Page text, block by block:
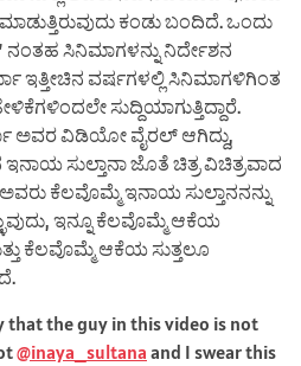
ಮಾಡುತ್ತಿರುವುದು ಕಂಡು ಬಂದಿದೆ. ಒಂದು
ನಂತಹ ಸಿನಿಮಾಗಳನ್ನು ನಿರ್ದೇಶನ
ವರ್ಷಗಳಲ್ಲಿ ಸಿನಿಮಾಗಳಿಗಿಂತ
ಸುದ್ದಿಯಾಗುತ್ತಿದ್ದಾರೆ.
ಅವರ ವಿಡಿಯೋ ವೈರಲ್ ಆಗಿದ್ದು,
ಸುಲ್ತಾನಾ ಜೊತೆ ಚಿತ್ರ ವಿಚಿತ್ರವಾದ
ಅವರು ಕೆಲವೊಮ್ಮೆ ಇನಾಯ ಸುಲ್ತಾನನನ್ನು
ಇನ್ನೂ ಕೆಲವೊಮ್ಮೆ ಆಕೆಯ
ಕೆಲವೊಮ್ಮೆ ಆಕೆಯ ಸುತ್ತಲೂ
that the guy in this video is not
@inaya_sultana and I swear this